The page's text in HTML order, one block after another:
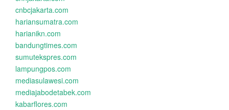
cnbcjakarta.com
hariansumatra.com
harianikn.com
bandungtimes.com
sumutekspres.com
lampungpos.com
mediasulawesi.com
mediajabodetabek.com
kabarflores.com